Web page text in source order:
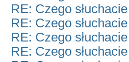
RE: Czego
RE: Czego
RE: Czego
RE: Czego